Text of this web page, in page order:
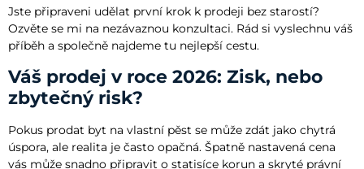
Jste připraveni udělat první krok k prodeji bez starostí?
Ozvěte se mi na nezávaznou konzultaci. Rád si vyslechnu váš
příběh a společně najdeme tu nejlepší cestu.
Váš prodej v roce 2026: Zisk, nebo
zbytečný risk?
Pokus prodat byt na vlastní pěst se může zdát jako chytrá
úspora, ale realita je často opačná. Špatně nastavená cena
vás může snadno připravit o statisíce korun a skryté právní